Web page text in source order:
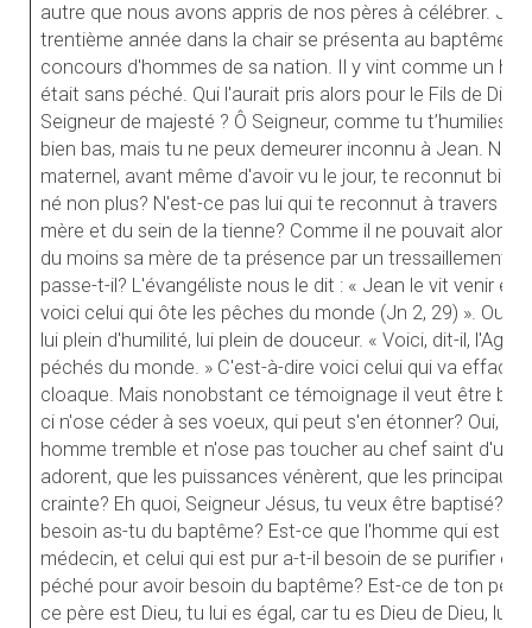
autre que nous avons appris de nos pères à célébrer.
trentième année dans la chair se présenta au baptême
concours d'hommes de sa nation. Il y vint comme un
était sans péché. Qui l'aurait pris alors pour le Fils de
Seigneur de majesté ? Ô Seigneur, comme tu t’humilies
bien bas, mais tu ne peux demeurer inconnu à Jean.
maternel, avant même d'avoir vu le jour, te reconnut
né non plus? N'est-ce pas lui qui te reconnut à travers la
mère et du sein de la tienne? Comme il ne pouvait alors
du moins sa mère de ta présence par un tressaillement
passe-t-il? L'évangéliste nous le dit : « Jean le vit venir et
voici celui qui ôte les pêches du monde (Jn 2, 29) ». Oui,
lui plein d'humilité, lui plein de douceur. « Voici, dit-il,
péchés du monde. » C'est-à-dire voici celui qui va
cloaque. Mais nonobstant ce témoignage il veut être
ci n'ose céder à ses voeux, qui peut s'en étonner? Oui,
homme tremble et n'ose pas toucher au chef saint d'un
adorent, que les puissances vénèrent, que les
crainte? Eh quoi, Seigneur Jésus, tu veux être baptisé?
besoin as-tu du baptême? Est-ce que l'homme qui est
médecin, et celui qui est pur a-t-il besoin de se purifier
péché pour avoir besoin du baptême? Est-ce de ton
ce père est Dieu, tu lui es égal, car tu es Dieu de Dieu,